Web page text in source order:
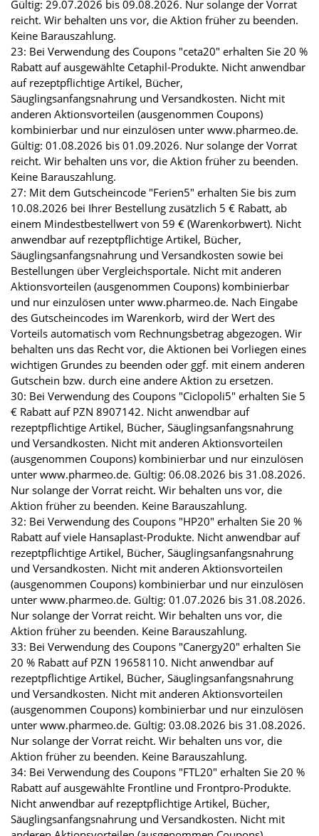
Gültig: 29.07.2026 bis 09.08.2026. Nur solange der Vorrat
reicht. Wir behalten uns vor, die Aktion früher zu beenden.
Keine Barauszahlung.
23: Bei Verwendung des Coupons "ceta20" erhalten Sie 20 %
Rabatt auf ausgewählte Cetaphil-Produkte. Nicht anwendbar
auf rezeptpflichtige Artikel, Bücher,
Säuglingsanfangsnahrung und Versandkosten. Nicht mit
anderen Aktionsvorteilen (ausgenommen Coupons)
kombinierbar und nur einzulösen unter www.pharmeo.de.
Gültig: 01.08.2026 bis 01.09.2026. Nur solange der Vorrat
reicht. Wir behalten uns vor, die Aktion früher zu beenden.
Keine Barauszahlung.
27: Mit dem Gutscheincode "Ferien5" erhalten Sie bis zum
10.08.2026 bei Ihrer Bestellung zusätzlich 5 € Rabatt, ab
einem Mindestbestellwert von 59 € (Warenkorbwert). Nicht
anwendbar auf rezeptpflichtige Artikel, Bücher,
Säuglingsanfangsnahrung und Versandkosten sowie bei
Bestellungen über Vergleichsportale. Nicht mit anderen
Aktionsvorteilen (ausgenommen Coupons) kombinierbar
und nur einzulösen unter www.pharmeo.de. Nach Eingabe
des Gutscheincodes im Warenkorb, wird der Wert des
Vorteils automatisch vom Rechnungsbetrag abgezogen. Wir
behalten uns das Recht vor, die Aktionen bei Vorliegen eines
wichtigen Grundes zu beenden oder ggf. mit einem anderen
Gutschein bzw. durch eine andere Aktion zu ersetzen.
30: Bei Verwendung des Coupons "Ciclopoli5" erhalten Sie 5
€ Rabatt auf PZN 8907142. Nicht anwendbar auf
rezeptpflichtige Artikel, Bücher, Säuglingsanfangsnahrung
und Versandkosten. Nicht mit anderen Aktionsvorteilen
(ausgenommen Coupons) kombinierbar und nur einzulösen
unter www.pharmeo.de. Gültig: 06.08.2026 bis 31.08.2026.
Nur solange der Vorrat reicht. Wir behalten uns vor, die
Aktion früher zu beenden. Keine Barauszahlung.
32: Bei Verwendung des Coupons "HP20" erhalten Sie 20 %
Rabatt auf viele Hansaplast-Produkte. Nicht anwendbar auf
rezeptpflichtige Artikel, Bücher, Säuglingsanfangsnahrung
und Versandkosten. Nicht mit anderen Aktionsvorteilen
(ausgenommen Coupons) kombinierbar und nur einzulösen
unter www.pharmeo.de. Gültig: 01.07.2026 bis 31.08.2026.
Nur solange der Vorrat reicht. Wir behalten uns vor, die
Aktion früher zu beenden. Keine Barauszahlung.
33: Bei Verwendung des Coupons "Canergy20" erhalten Sie
20 % Rabatt auf PZN 19658110. Nicht anwendbar auf
rezeptpflichtige Artikel, Bücher, Säuglingsanfangsnahrung
und Versandkosten. Nicht mit anderen Aktionsvorteilen
(ausgenommen Coupons) kombinierbar und nur einzulösen
unter www.pharmeo.de. Gültig: 03.08.2026 bis 31.08.2026.
Nur solange der Vorrat reicht. Wir behalten uns vor, die
Aktion früher zu beenden. Keine Barauszahlung.
34: Bei Verwendung des Coupons "FTL20" erhalten Sie 20 %
Rabatt auf ausgewählte Frontline und Frontpro-Produkte.
Nicht anwendbar auf rezeptpflichtige Artikel, Bücher,
Säuglingsanfangsnahrung und Versandkosten. Nicht mit